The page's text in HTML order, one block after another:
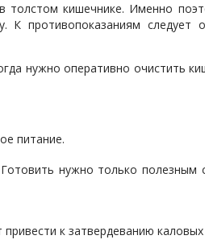
толстом кишечнике. Именно
К противопоказаниям следует
нужно оперативно очистить
питание.
нужно только полезным
к затвердеванию каловых